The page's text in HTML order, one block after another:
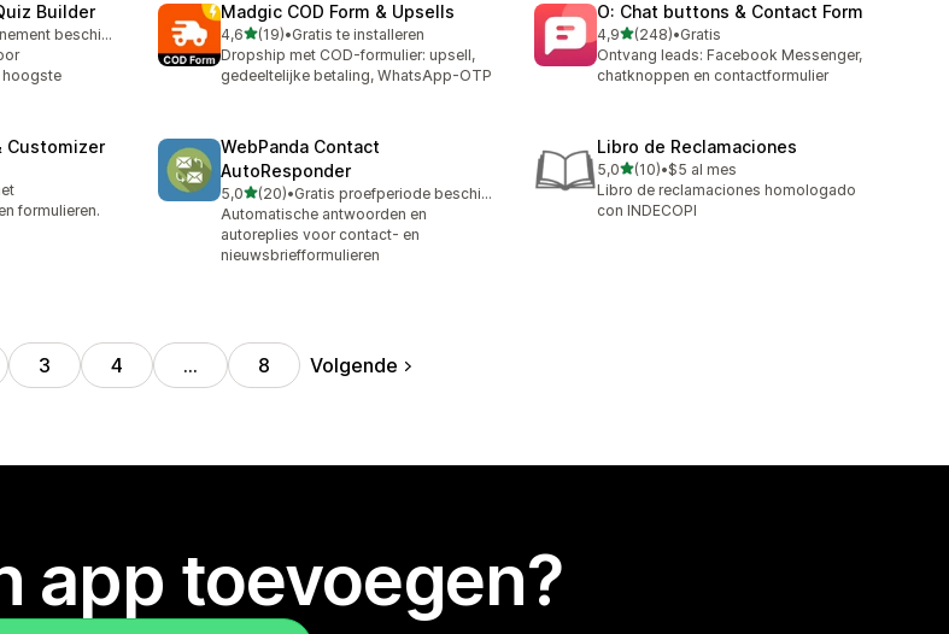
Builder
Gratis abonnement beschikbaar
hoogste
Madgic COD Form & Upsells
4,6van 5 sterren
(19)
19 recensies in totaal
•Gratis te installeren
Dropship met COD-formulier: upsell,
gedeeltelijke betaling, WhatsApp-OTP
O: Chat buttons & Contact Form
4,9van 5 sterren
(248)
248 recensies in totaal
•Gratis
Ontvang leads: Facebook Messenger,
chatknoppen en contactformulier
Customizer
formulieren.
WebPanda Contact
AutoResponder
5,0van 5 sterren
(20)
20 recensies in totaal
•
Gratis proefperiode beschikbaar
Automatische antwoorden en
autoreplies voor contact- en
nieuwsbriefformulieren
Libro de Reclamaciones
5,0van 5 sterren
(10)
10 recensies in totaal
•$5 al mes
Libro de reclamaciones homologado
con INDECOPI
3 4 … 8 Volgende
app toevoegen?